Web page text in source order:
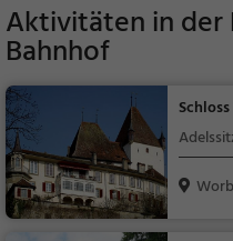
Aktivitäten in der
Bahnhof